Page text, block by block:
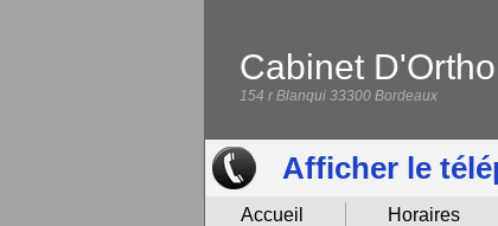
Cabinet
154 r Blanqui 33300 Bordeaux
Afficher le
Accueil Horaires